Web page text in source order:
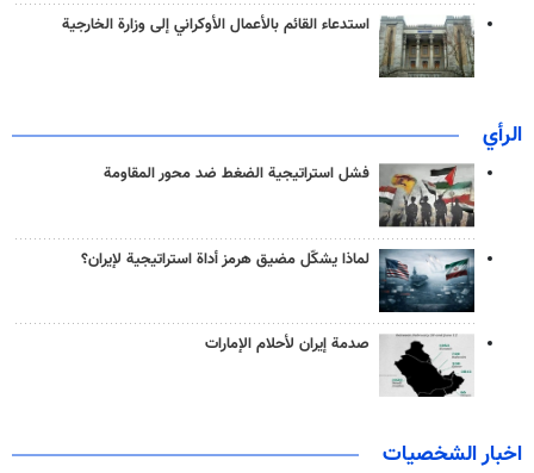
استدعاء القائم بالأعمال الأوكراني إلى وزارة الخارجية
الرأي
فشل استراتيجية الضغط ضد محور المقاومة
لماذا يشكّل مضيق هرمز أداة استراتيجية لإيران؟
صدمة إيران لأحلام الإمارات
اخبار الشخصيات